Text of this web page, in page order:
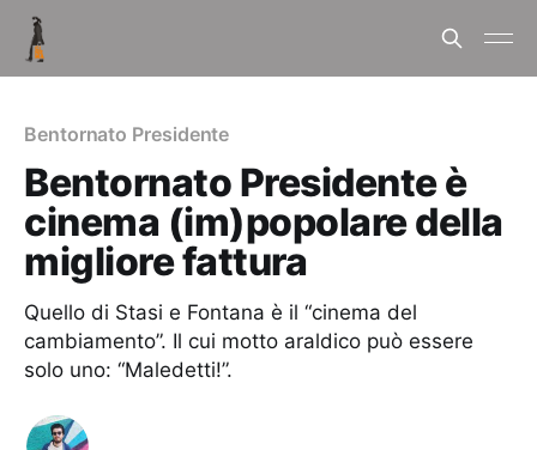
Bentornato Presidente
Bentornato Presidente è
cinema (im)popolare della
migliore fattura
Quello di Stasi e Fontana è il “cinema del
cambiamento”. Il cui motto araldico può essere
solo uno: “Maledetti!”.